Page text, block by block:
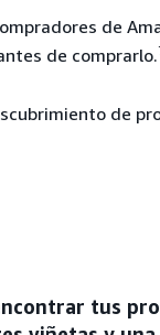
de
de comprarlo.
de
tus